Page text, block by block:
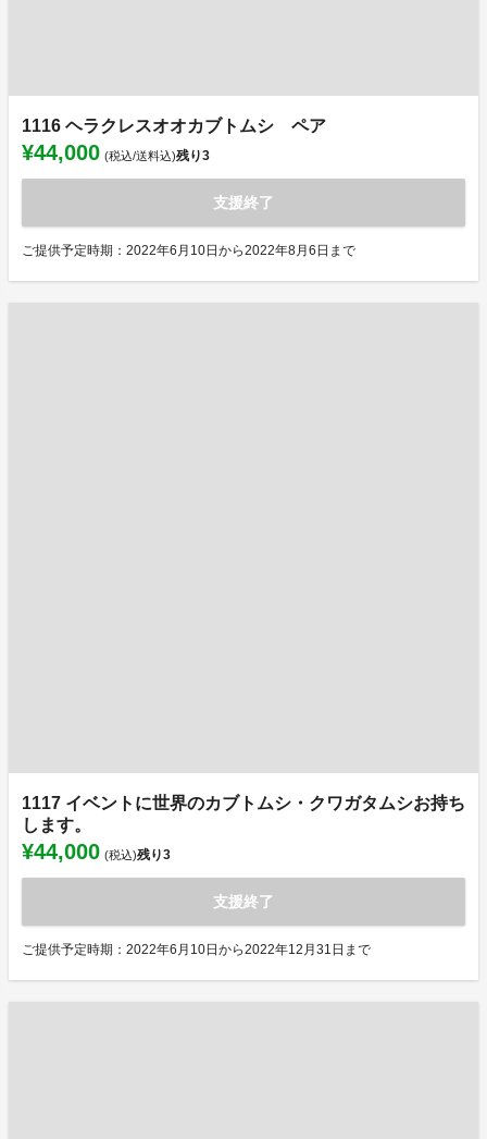
1116 ヘラクレスオオカブトムシ ペア
¥44,000 (税込/送料込)残り3
支援終了
ご提供予定時期：2022年6月10日から2022年8月6日まで
1117 イベントに世界のカブトムシ・クワガタムシお持ち
します。
¥44,000 (税込)残り3
支援終了
ご提供予定時期：2022年6月10日から2022年12月31日まで